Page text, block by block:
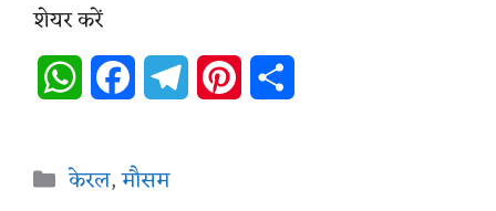
शेयर करें
W
a
c
Categories
केरल,मौसम